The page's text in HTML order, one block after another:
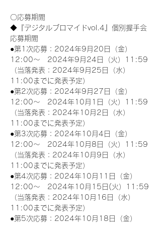
〇応募期間
◆『デジタルブロマイドvol.4』個別握手会
応募期間
●第1次応募：2024年9月20日（金）
12:00～　2024年9月24日（火）11:59
（当落発表：2024年9月25日（水）
11:00までに発表予定）
●第2次応募：2024年9月27日（金）
12:00～　2024年10月1日（火）11:59
（当落発表：2024年10月2日（水）
11:00までに発表予定）
●第3次応募：2024年10月4日（金）
12:00～　2024年10月8日（火）11:59
（当落発表：2024年10月9日（水）
11:00までに発表予定）
●第4次応募：2024年10月11日（金）
12:00～　2024年10月15日(火）11:59
（当落発表：2024年10月16日（水）
11:00までに発表予定）
●第5次応募：2024年10月18日（金）